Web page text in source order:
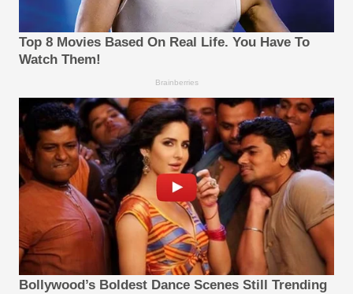
Top 8 Movies Based On Real Life. You Have To
Watch Them!
Brainberries
Bollywood’s Boldest Dance Scenes Still Trending